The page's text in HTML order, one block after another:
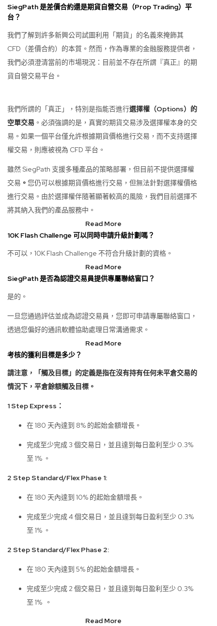
SiegPath 是差價合約還是期貨自營交易（Prop Trading）平
台？
我們了解到許多新興公司試圖利用「期貨」的名義來掩飾其
CFD（差價合約）的本質。然而，作為專業的金融服務提供者，
我們必須澄清當前的市場現況：目前並不存在所謂『真正』的期
貨自營交易平台。
我們所謂的「真正」，特別是指能否進行選擇權（Options）的
空單交易 。必須強調的是，真實的期貨交易涉及選擇權本身的交
易。如果一個平台僅允許根據期貨價格進行交易，而不支持選擇
權交易，則應被視為 CFD 平台。
雖然 SiegPath 支援多種產品的策略部署，但目前不提供選擇權
交易 。 您仍可以根據期貨價格進行交易，但無法針對選擇權價格
進行交易。由於選擇權伴隨著顯著較高的風險，我們目前選擇不
將其納入我們的產品服務中。
Read More
10K Flash Challenge 可以同時申請升級計劃嗎？
不可以，10K Flash Challenge 不符合升級計劃的資格。
Read More
SiegPath 是否為認證交易員提供專屬聯絡窗口？
是的。
一旦您通過評估並成為認證交易員，您即可申請專屬聯絡窗口，
透過您偏好的通訊軟體協助處理日常溝通需求。
Read More
考核的獲利目標是多少？
請注意，「觸及目標」的定義是指在沒有持有任何未平倉交易的
情況下，平倉餘額觸及目標。
1 Step Express：
在 180 天內達到 8% 的起始金額增長。
完成至少完成 3 個交易日，並且達到每日盈利至少 0.3%
至 1% 。
2 Step Standard/Flex Phase 1:
在 180 天內達到 10% 的起始金額增長。
完成至少完成 4 個交易日，並且達到每日盈利至少 0.3%
至 1% 。
2 Step Standard/Flex Phase 2:
在 180 天內達到 5% 的起始金額增長。
完成至少完成 2 個交易日，並且達到每日盈利至少 0.3%
至 1% 。
Read More